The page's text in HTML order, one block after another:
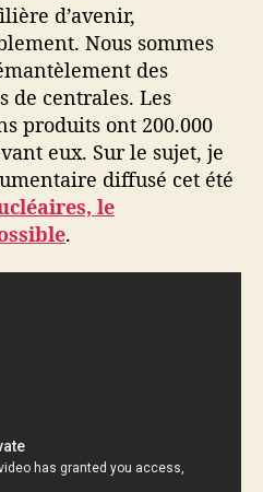
d’avenir,
Nous sommes
des
de centrales. Les
produits ont 200.000
eux. Sur le sujet, je
diffusé cet été
le
.